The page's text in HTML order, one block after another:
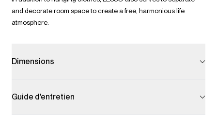
and decorate room space to create a free, harmonious life
atmosphere.
Dimensions
Guide d'entretien